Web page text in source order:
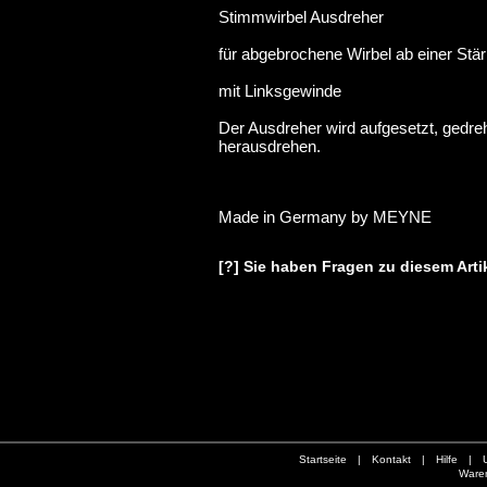
Stimmwirbel Ausdreher
für abgebrochene Wirbel ab einer
mit Linksgewinde
Der Ausdreher wird aufgesetzt,
herausdrehen.
Made in Germany by MEYNE
[?] Sie haben Fragen zu diesem
Startseite | Kontakt | Hilfe |